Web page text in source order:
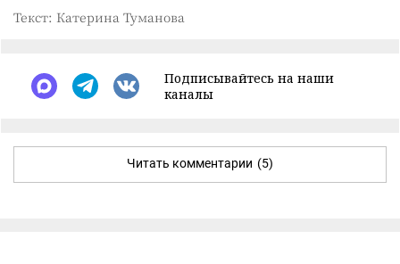
Текст: Катерина Туманова
Подписывайтесь на наши
каналы
Читать комментарии (5)